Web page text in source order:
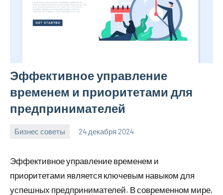
Эффективное управление
временем и приоритетами для
предпринимателей
Бизнес советы 24 декабря 2024
Эффективное управление временем и
приоритетами является ключевым навыком для
успешных предпринимателей. В современном мире,